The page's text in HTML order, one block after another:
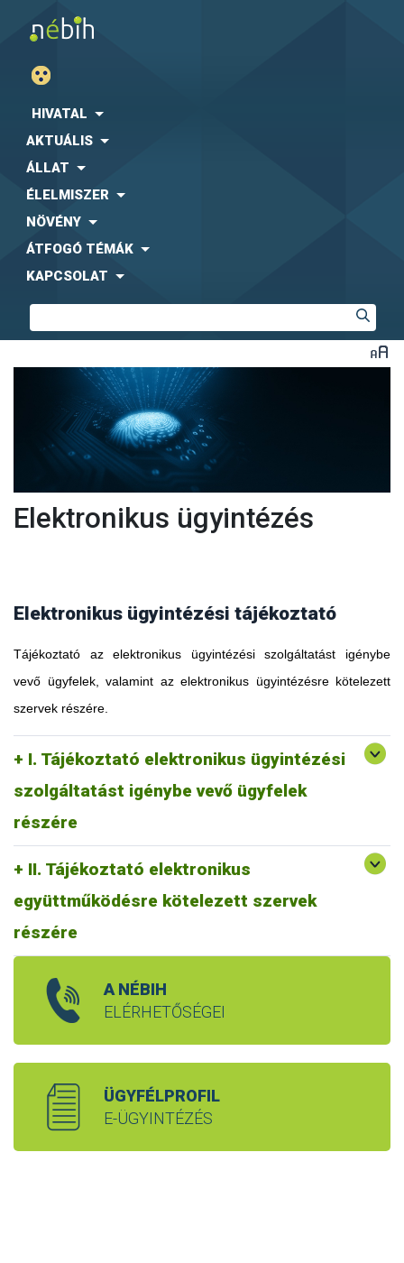
HIVATAL
AKTUÁLIS
ÁLLAT
ÉLELMISZER
NÖVÉNY
ÁTFOGÓ TÉMÁK
KAPCSOLAT
Elektronikus ügyintézés
Elektronikus ügyintézési tájékoztató
Tájékoztató az elektronikus ügyintézési szolgáltatást igénybe
vevő ügyfelek, valamint az elektronikus ügyintézésre kötelezett
szervek részére.
I. Tájékoztató elektronikus ügyintézési
szolgáltatást igénybe vevő ügyfelek
részére
II. Tájékoztató elektronikus
együttműködésre kötelezett szervek
részére
A NÉBIH
ELÉRHETŐSÉGEI
ÜGYFÉLPROFIL
E-ÜGYINTÉZÉS